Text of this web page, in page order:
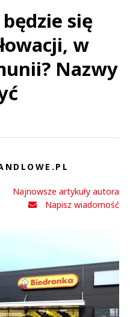
się
w
Nazwy
Najnowsze artykuły autora
Napisz wiadomość